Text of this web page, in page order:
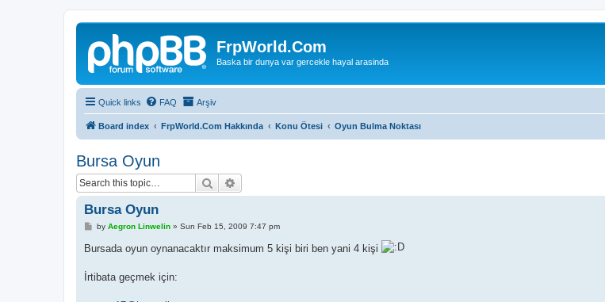
FrpWorld.Com
Baska bir dunya var gercekle hayal arasinda
Quick links FAQ Arşiv
Board index FrpWorld.Com Hakkında Konu Ötesi Oyun Bulma Noktası
Bursa Oyun
Search
Bursa Oyun
P
t
by Aegron Linwelin» Sun Feb 15, 2009 7:47 pm
Bursada oyun oynanacaktır maksimum 5 kişi biri ben yani 4 kişi
İrtibata geçmek için: